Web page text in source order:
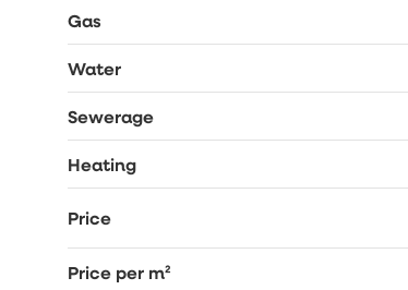
Gas
Water
Sewerage
Heating
Price
Price per m²